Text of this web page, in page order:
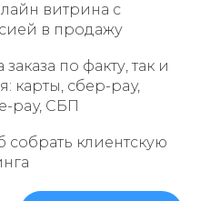
витрина с
в продажу
по факту, так и
карты, сбер-pay,
pay, СБП
клиентскую